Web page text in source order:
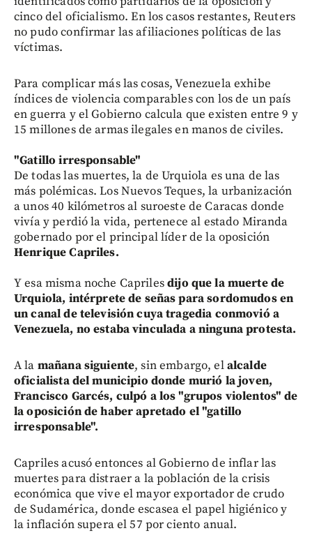
cinco del oficialismo. En los casos restantes, Reuters
no pudo confirmar las afiliaciones políticas de las
víctimas.
Para complicar más las cosas, Venezuela exhibe
índices de violencia comparables con los de un país
en guerra y el Gobierno calcula que existen entre 9 y
15 millones de armas ilegales en manos de civiles.
"Gatillo irresponsable"
De todas las muertes, la de Urquiola es una de las
más polémicas. Los Nuevos Teques, la urbanización
a unos 40 kilómetros al suroeste de Caracas donde
vivía y perdió la vida, pertenece al estado Miranda
gobernado por el principal líder de la oposición
Henrique Capriles.
Y esa misma noche Caprilesdijo que la muerte de
Urquiola, intérprete de señas para sordomudos en
un canal de televisión cuya tragedia conmovió a
Venezuela, no estaba vinculada a ninguna protesta.
A la mañana siguiente, sin embargo, elalcalde
oficialista del municipio donde murió la joven,
Francisco Garcés, culpó a los "grupos violentos" de
la oposición de haber apretado el "gatillo
irresponsable".
Capriles acusó entonces al Gobierno de inflar las
muertes para distraer a la población de la crisis
económica que vive el mayor exportador de crudo
de Sudamérica, donde escasea el papel higiénico y
la inflación supera el 57 por ciento anual.